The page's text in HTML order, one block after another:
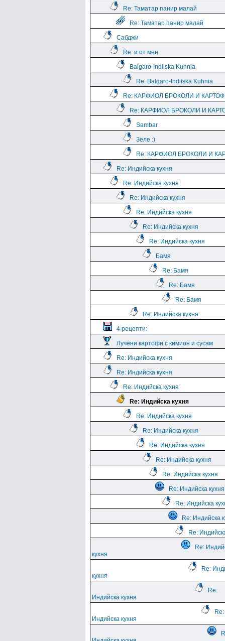
Re: Таматар панир малай
Re: Таматар панир малай
Сабджи
Re: и от мен
Balgaro-Indiiska Kuhnia
Re: Balgaro-Indiiska Kuhnia
Re: КАРФИОЛ БРОКОЛИ И
Re: КАРФИОЛ БРОКОЛИ И
Sambar
Зеле :)
Re: КАРФИОЛ БРОКОЛИ И
Re: Индийска кухня
Re: Индийска кухня
Re: Индийска кухня
Re: Индийска кухня
Re: Индийска кухня
Re: Индийска кухня
Бамя
Re: Бамя
Re: Бамя
Re: Бамя
Re: Индийска кухня
4 рецепти:
Лучени картофи с кимион и сусам
Re: Индийска кухня
Re: Индийска кухня
Re: Индийска кухня
Re: Индийска кухня
Re: Индийска кухня
Re: Индийска кухня
Re: Индийска кухня
Re: Индийска кухня
Re: Индийска кухня
Re: Индийска кухня
Re: Индийска
Re: Индийска
Re:
Re:
кухня
Re:
кухня
Re:
Индийска кухня
Re:
Индийска кухня